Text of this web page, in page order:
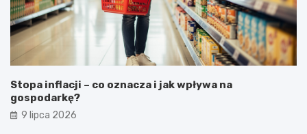
Stopa inflacji – co oznacza i jak wpływa na
gospodarkę?
9 lipca 2026